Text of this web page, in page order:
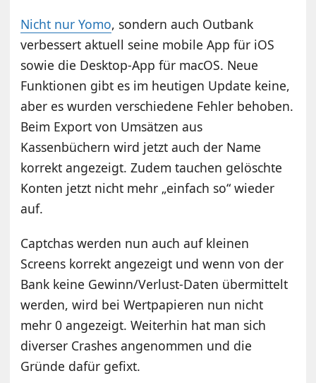
Nicht nur Yomo, sondern auch Outbank
verbessert aktuell seine mobile App für iOS
sowie die Desktop-App für macOS. Neue
Funktionen gibt es im heutigen Update keine,
aber es wurden verschiedene Fehler behoben.
Beim Export von Umsätzen aus
Kassenbüchern wird jetzt auch der Name
korrekt angezeigt. Zudem tauchen gelöschte
Konten jetzt nicht mehr „einfach so“ wieder
auf.
Captchas werden nun auch auf kleinen
Screens korrekt angezeigt und wenn von der
Bank keine Gewinn/Verlust-Daten übermittelt
werden, wird bei Wertpapieren nun nicht
mehr 0 angezeigt. Weiterhin hat man sich
diverser Crashes angenommen und die
Gründe dafür gefixt.